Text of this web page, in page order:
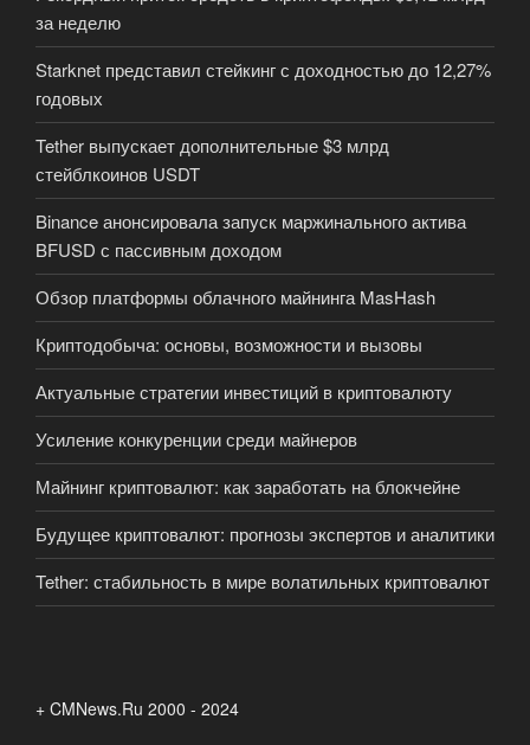
за неделю
Starknet представил стейкинг с доходностью до 12,27%
годовых
Tether выпускает дополнительные $3 млрд
стейблкоинов USDT
Binance анонсировала запуск маржинального актива
BFUSD с пассивным доходом
Обзор платформы облачного майнинга MasHash
Криптодобыча: основы, возможности и вызовы
Актуальные стратегии инвестиций в криптовалюту
Усиление конкуренции среди майнеров
Майнинг криптовалют: как заработать на блокчейне
Будущее криптовалют: прогнозы экспертов и аналитики
Tether: стабильность в мире волатильных криптовалют
+ CMNews.Ru 2000 - 2024